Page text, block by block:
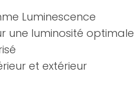
Luminescence
une luminosité optimale
et extérieur